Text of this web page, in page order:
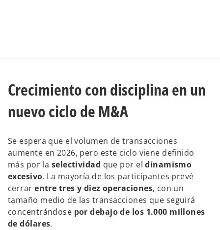
Crecimiento con disciplina en un
nuevo ciclo de M&A
Se espera que el volumen de transacciones
aumente en 2026, pero este ciclo viene definido
más por la selectividad que por eldinamismo
excesivo. La mayoría de los participantes prevé
cerrarentre tres y diez operaciones, con un
tamaño medio de las transacciones que seguirá
concentrándose por debajo de los 1.000 millones
de dólares.